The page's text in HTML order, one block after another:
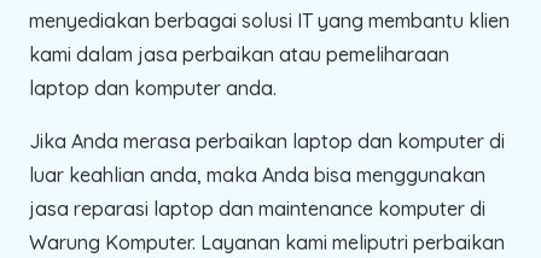
menyediakan berbagai solusi IT yang membantu klien
kami dalam jasa perbaikan atau pemeliharaan
laptop dan komputer anda.
Jika Anda merasa perbaikan laptop dan komputer di
luar keahlian anda, maka Anda bisa menggunakan
jasa reparasi laptop dan maintenance komputer di
Warung Komputer. Layanan kami meliputri perbaikan